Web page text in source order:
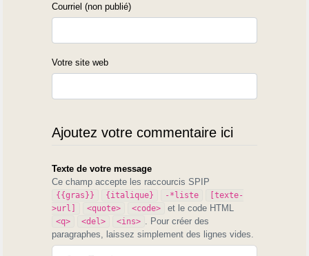
Courriel (non publié)
Votre site web
Ajoutez votre commentaire ici
Texte de votre message
Ce champ accepte les raccourcis SPIP
{{gras}} {italique} -*liste
[texte-
>url]
<quote> <code> et le code HTML
<q> <del> <ins>
. Pour créer des
paragraphes, laissez simplement des lignes vides.